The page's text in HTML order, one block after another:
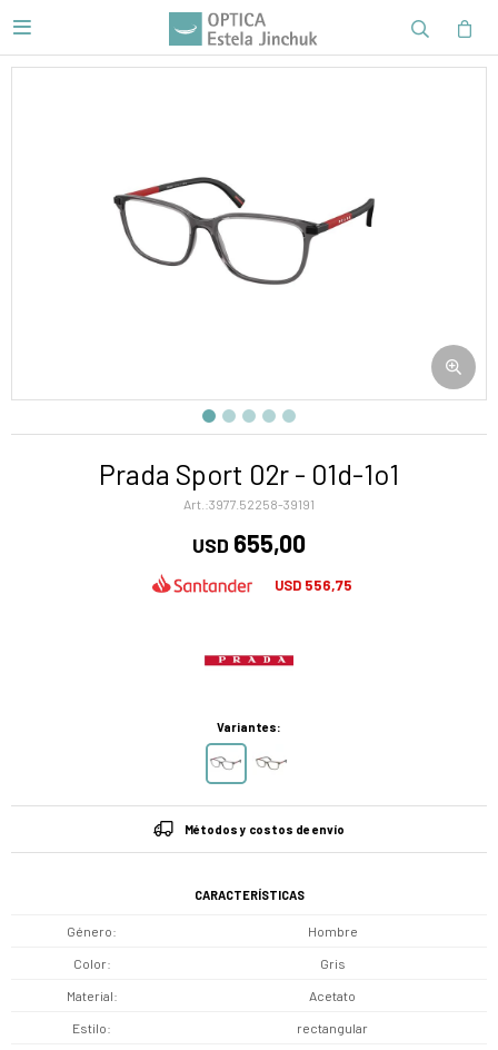

Prada Sport 02r - 01d-1o1
3977.52258-39191
USD 655,00
USD 556,75
Variantes:
Métodos y costos de envío
CARACTERÍSTICAS
Género Hombre
Color Gris
Material Acetato
Estilo rectangular